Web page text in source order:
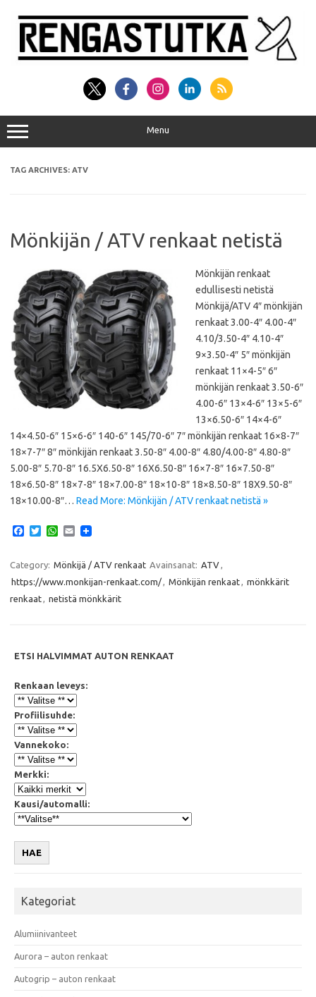
content
Menu
TAG ARCHIVES: ATV
Mönkijän / ATV renkaat netistä
Mönkijän renkaat
edullisesti netistä
Mönkijä/ATV 4″ mönkijän
renkaat 3.00-4″ 4.00-4″
4.10/3.50-4″ 4.10-4″
9×3.50-4″ 5″ mönkijän
renkaat 11×4-5″ 6″
mönkijän renkaat 3.50-6″
4.00-6″ 13×4-6″ 13×5-6″
13×6.50-6″ 14×4-6″
14×4.50-6″ 15×6-6″ 140-6″ 145/70-6″ 7″ mönkijän renkaat 16×8-7″
18×7-7″ 8″ mönkijän renkaat 3.50-8″ 4.00-8″ 4.80/4.00-8″ 4.80-8″
5.00-8″ 5.70-8″ 16.5X6.50-8″ 16X6.50-8″ 16×7-8″ 16×7.50-8″
18×6.50-8″ 18×7-8″ 18×7.00-8″ 18×10-8″ 18×8.50-8″ 18X9.50-8″
18×10.00-8″… Read More: Mönkijän / ATV renkaat netistä »
e
o
o
T
t
t
e
r
W
t
A
p
E
i
Category: Mönkijä / ATV renkaat Avainsanat: ATV
https://www.monkijan-renkaat.com/
Mönkijän renkaat
mönkkärit
renkaat
netistä mönkkärit
ETSI HALVIMMAT AUTON RENKAAT
Renkaan leveys:
Profiilisuhde:
Vannekoko:
Merkki:
Kausi/automalli:
HAE
Kategoriat
Alumiinivanteet
Aurora – auton renkaat
Autogrip – auton renkaat